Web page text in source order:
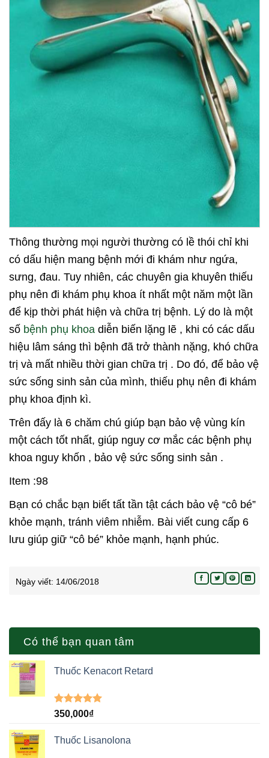
Có thể bạn quan tâm
Thuốc Kenacort Retard
Được xếp
350,000₫
Thuốc Lisanolona
Thông thường mọi người thường có lề thói chỉ khi
có dấu hiện mang bệnh mới đi khám như ngứa,
sưng, đau. Tuy nhiên, các chuyên gia khuyên thiếu
phụ nên đi khám phụ khoa ít nhất một năm một lần
để kịp thời phát hiện và chữa trị bệnh. Lý do là một
số bệnh phụ khoa diễn biến lặng lẽ , khi có các dấu
hiệu lâm sáng thì bệnh đã trở thành nặng, khó chữa
trị và mất nhiều thời gian chữa trị . Do đó, để bảo vệ
sức sống sinh sản của mình, thiếu phụ nên đi khám
phụ khoa định kì.
Trên đấy là 6 chăm chú giúp bạn bảo vệ vùng kín
một cách tốt nhất, giúp nguy cơ mắc các bệnh phụ
khoa nguy khốn , bảo vệ sức sống sinh sản .
Item :98
Bạn có chắc bạn biết tất tần tật cách bảo vệ “cô bé”
khỏe mạnh, tránh viêm nhiễm. Bài viết cung cấp 6
lưu giúp giữ “cô bé” khỏe mạnh, hạnh phúc.
Ngày viết: 14/06/2018